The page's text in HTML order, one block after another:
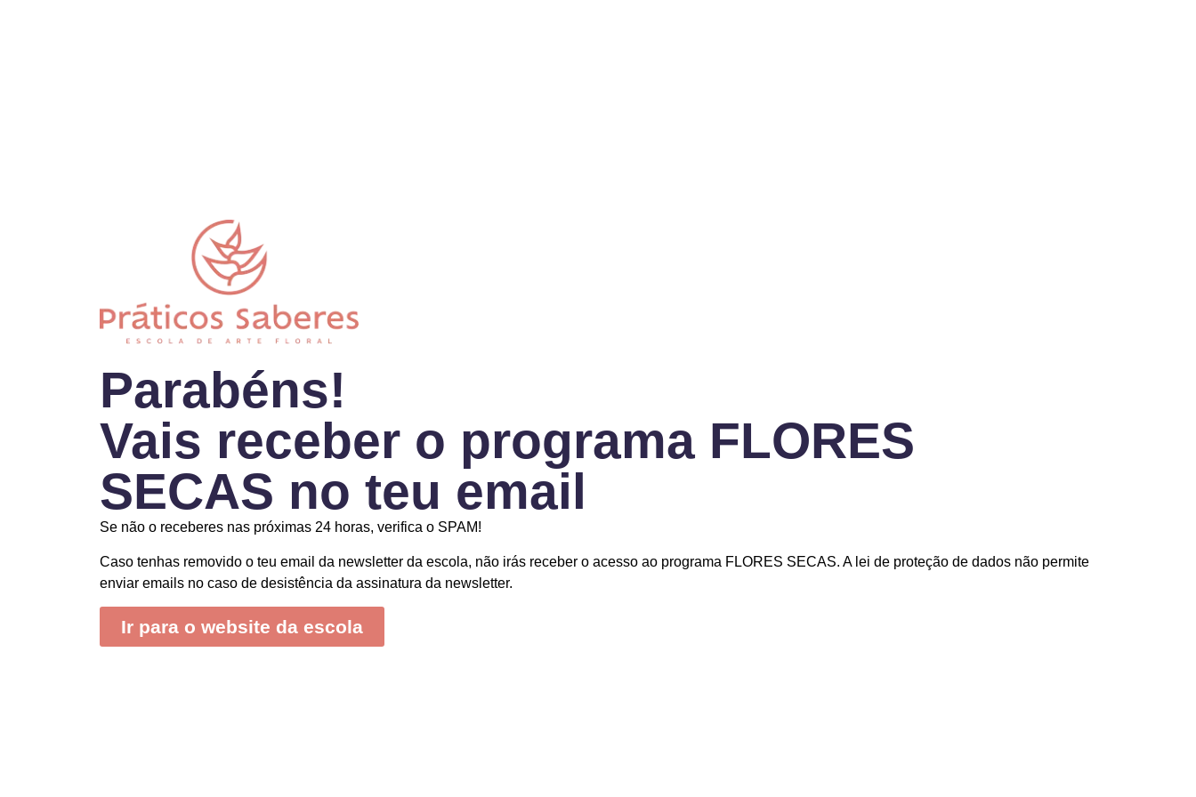
Parabéns!
Vais receber o programa FLORES
SECAS no teu email
Se não o receberes nas próximas 24 horas, verifica o SPAM!
Caso tenhas removido o teu email da newsletter da escola, não irás receber o acesso ao programa FLORES SECAS. A lei de proteção de dados não permite
enviar emails no caso de desistência da assinatura da newsletter.
Ir para o website da escola